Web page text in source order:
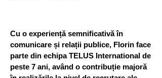
Cu o experiență semnificativă în
comunicare și relații publice, Florin face
parte din echipa TELUS International de
peste 7 ani, având o contribuție majoră